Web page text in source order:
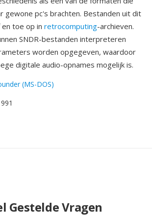
gewone pc's brachten. Bestanden uit dit
toe op in retrocomputing-archieven.
SNDR-bestanden interpreteren
worden opgegeven, waardoor
digitale audio-opnames mogelijk is.
(MS-DOS)
Gestelde Vragen